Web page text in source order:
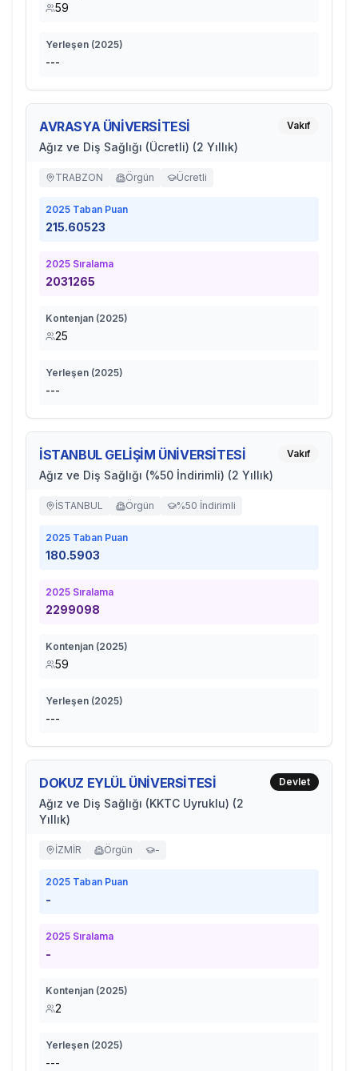
59
Yerleşen (2025)
---
AVRASYA ÜNİVERSİTESİ
Ağız ve Diş Sağlığı (Ücretli) (2 Yıllık)
Vakıf
TRABZON Örgün Ücretli
2025 Taban Puan
215.60523
2025 Sıralama
2031265
Kontenjan (2025)
25
Yerleşen (2025)
---
İSTANBUL GELİŞİM ÜNİVERSİTESİ
Ağız ve Diş Sağlığı (%50 İndirimli) (2 Yıllık)
Vakıf
İSTANBUL Örgün %50 İndirimli
2025 Taban Puan
180.5903
2025 Sıralama
2299098
Kontenjan (2025)
59
Yerleşen (2025)
---
DOKUZ EYLÜL ÜNİVERSİTESİ
Ağız ve Diş Sağlığı (KKTC Uyruklu) (2
Yıllık)
Devlet
İZMİR Örgün -
2025 Taban Puan
-
2025 Sıralama
-
Kontenjan (2025)
2
Yerleşen (2025)
---